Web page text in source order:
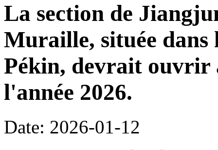
La section de
Muraille, située
Pékin, devrait ouvrir
l'année 2026.
Date: 2026-01-12